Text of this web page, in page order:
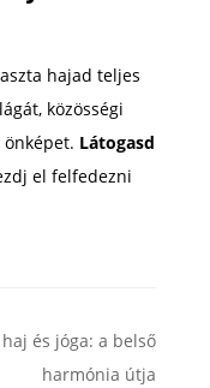
hajad teljes
közösségi
Látogasd
el felfedezni
haj és jóga: a belső
harmónia útja